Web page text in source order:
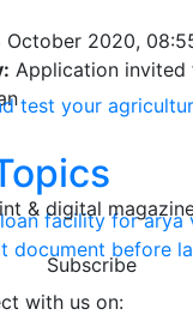
test your
& digital
Subscribe
with us on:
October 2020,
Application invited
loan facility for arya
document before